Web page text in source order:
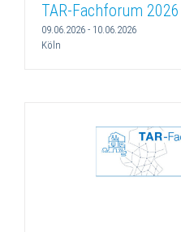
TAR-Fachforum 2026
09.06.2026 - 10.06.2026
Köln